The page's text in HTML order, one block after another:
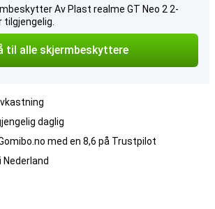
Av Plast realme GT Neo 2 2-
tilgjengelig.
til alle skjermbeskyttere
daglig
med en 8,6 på Trustpilot
Nederland